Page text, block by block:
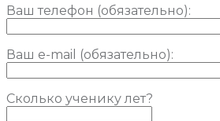
Ваш телефон (обязательно):
Ваш e-mail (обязательно):
Сколько ученику лет?